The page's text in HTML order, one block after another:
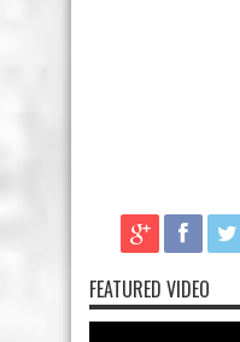
FEATURED VIDEO